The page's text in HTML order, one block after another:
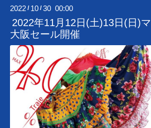
2022 / 10 /30 00:00
2022年11月12日(土)13日(日)
大阪セール開催